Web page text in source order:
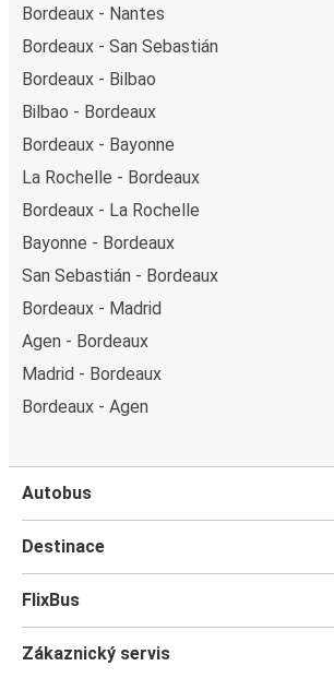
Bordeaux - Nantes
Bordeaux - San Sebastián
Bordeaux - Bilbao
Bilbao - Bordeaux
Bordeaux - Bayonne
La Rochelle - Bordeaux
Bordeaux - La Rochelle
Bayonne - Bordeaux
San Sebastián - Bordeaux
Bordeaux - Madrid
Agen - Bordeaux
Madrid - Bordeaux
Bordeaux - Agen
Autobus
Destinace
FlixBus
Zákaznický servis